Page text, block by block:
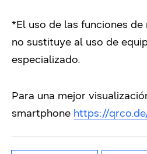
*El uso de las funciones
no sustituye al uso de
especializado.
Para una mejor
smartphone https://